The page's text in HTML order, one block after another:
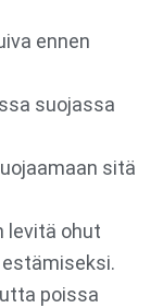
ennen
suojassa
sitä
levitä ohut
poissa